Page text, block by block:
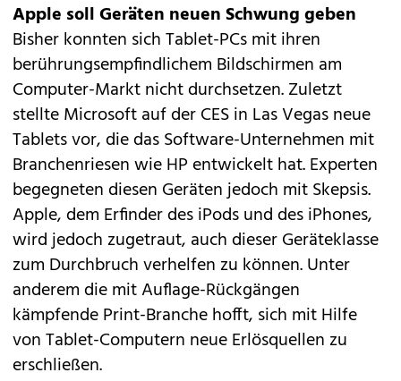
Apple soll Geräten neuen Schwung geben
Bisher konnten sich Tablet-PCs mit ihren
berührungsempfindlichem Bildschirmen am
Computer-Markt nicht durchsetzen. Zuletzt
stellteMicrosoftauf der CES in Las Vegas neue
Tablets vor, die das Software-Unternehmen mit
Branchenriesen wie HP entwickelt hat. Experten
begegneten diesen Geräten jedoch mitSkepsis.
Apple, dem Erfinder des iPods und des iPhones,
wird jedoch zugetraut, auch dieser Geräteklasse
zum Durchbruch verhelfen zu können. Unter
anderem die mit Auflage-Rückgängen
kämpfende Print-Branche hofft, sich mit Hilfe
von Tablet-Computern neue Erlösquellen zu
erschließen.